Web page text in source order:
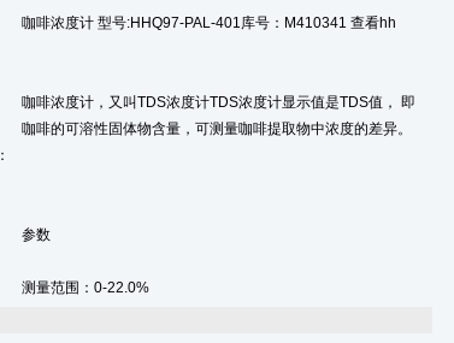
咖啡浓度计 型号:HHQ97-PAL-401库号：M410341 查看hh
咖啡浓度计，又叫TDS浓度计TDS浓度计显示值是TDS值， 即
咖啡的可溶性固体物含量，可测量咖啡提取物中浓度的差异。
参数
测量范围：0-22.0%